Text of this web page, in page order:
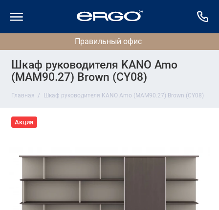
Шкаф руководителя KANO Amo
(MAM90.27) Brown (CY08)
Главная Шкаф руководителя KANO Amo (MAM90.27) Brown (CY08)
Акция